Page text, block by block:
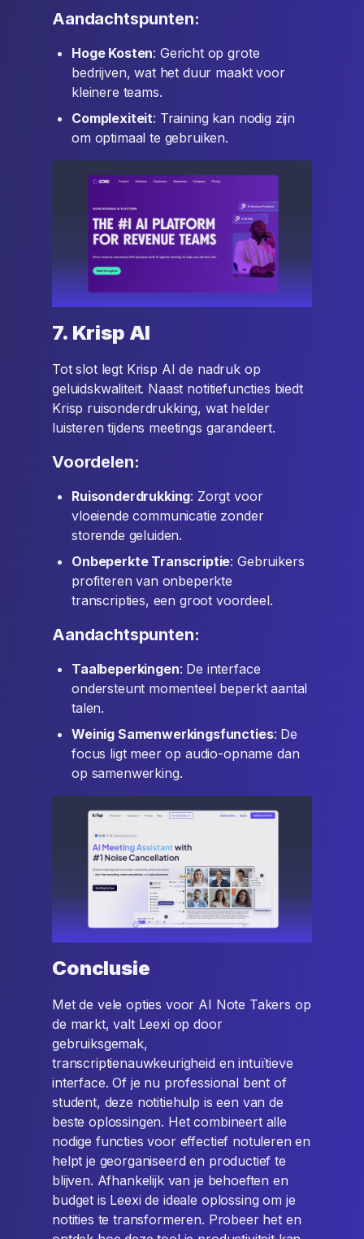
Aandachtspunten:
Hoge Kosten: Gericht op grote
bedrijven, wat het duur maakt voor
kleinere teams.
Complexiteit: Training kan nodig zijn
om optimaal te gebruiken.
7. Krisp AI
Tot slot legt Krisp AI de nadruk op
geluidskwaliteit. Naast notitiefuncties biedt
Krisp ruisonderdrukking, wat helder
luisteren tijdens meetings garandeert.
Voordelen:
Ruisonderdrukking: Zorgt voor
vloeiende communicatie zonder
storende geluiden.
Onbeperkte Transcriptie: Gebruikers
profiteren van onbeperkte
transcripties, een groot voordeel.
Aandachtspunten:
Taalbeperkingen: De interface
ondersteunt momenteel beperkt aantal
talen.
Weinig Samenwerkingsfuncties: De
focus ligt meer op audio-opname dan
op samenwerking.
Conclusie
Met de vele opties voor AI Note Takers op
de markt, valt Leexi op door
gebruiksgemak,
transcriptienauwkeurigheid en intuïtieve
interface. Of je nu professional bent of
student, deze notitiehulp is een van de
beste oplossingen. Het combineert alle
nodige functies voor effectief notuleren en
helpt je georganiseerd en productief te
blijven. Afhankelijk van je behoeften en
budget is Leexi de ideale oplossing om je
notities te transformeren. Probeer het en